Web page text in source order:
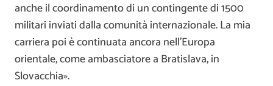
anche il coordinamento di un contingente di 1500
militari inviati dalla comunità internazionale. La mia
carriera poi è continuata ancora nell’Europa
orientale, come ambasciatore a Bratislava, in
Slovacchia».